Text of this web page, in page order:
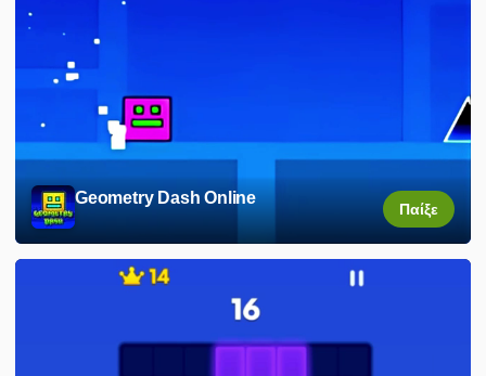
Geometry Dash Online
Παίξε